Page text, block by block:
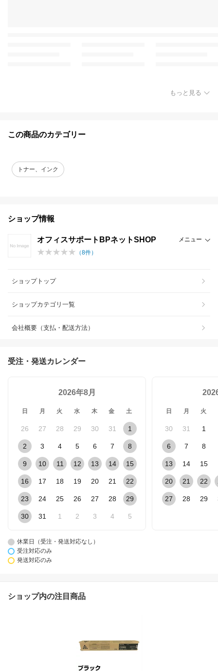
もっと見る
この商品のカテゴリー
トナー、インク
ショップ情報
オフィスサポートBPネットSHOP
メニュー
（8件）
ショップトップ
ショップカテゴリ一覧
会社概要（支払・配送方法）
受注・発送カレンダー
2026年8月
日 月 火 水 木 金 土
26 27 28 29 30 31 1
2 3 4 5 6 7 8
9 10 11 12 13 14 15
16 17 18 19 20 21 22
23 24 25 26 27 28 29
30 31 1 2 3 4 5
日 月 火
30 31 1
6 7 8
13 14 15
20 21 22
27 28 29
休業日（受注・発送対応なし）
受注対応のみ
発送対応のみ
ショップ内の注目商品